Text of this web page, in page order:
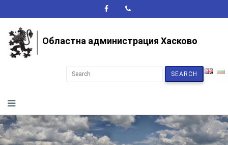
Областна администрация Хасково
SEARCH